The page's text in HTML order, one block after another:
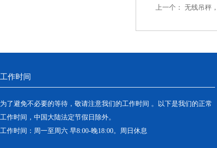
上一个： 无线吊秤
工作时间
为了避免不必要的等待，敬请注意我们的工作时间 。以下是我们的正常
工作时间，中国大陆法定节假日除外。
工作时间：周一至周六 早8:00-晚18:00。周日休息